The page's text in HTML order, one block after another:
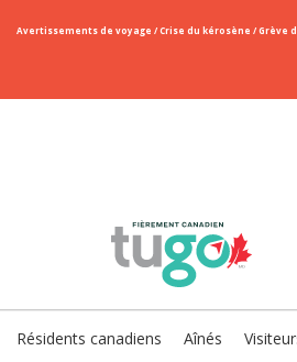
​Avertissements de voyage / Crise du kérosène / Grève
Résidents canadiens Aînés